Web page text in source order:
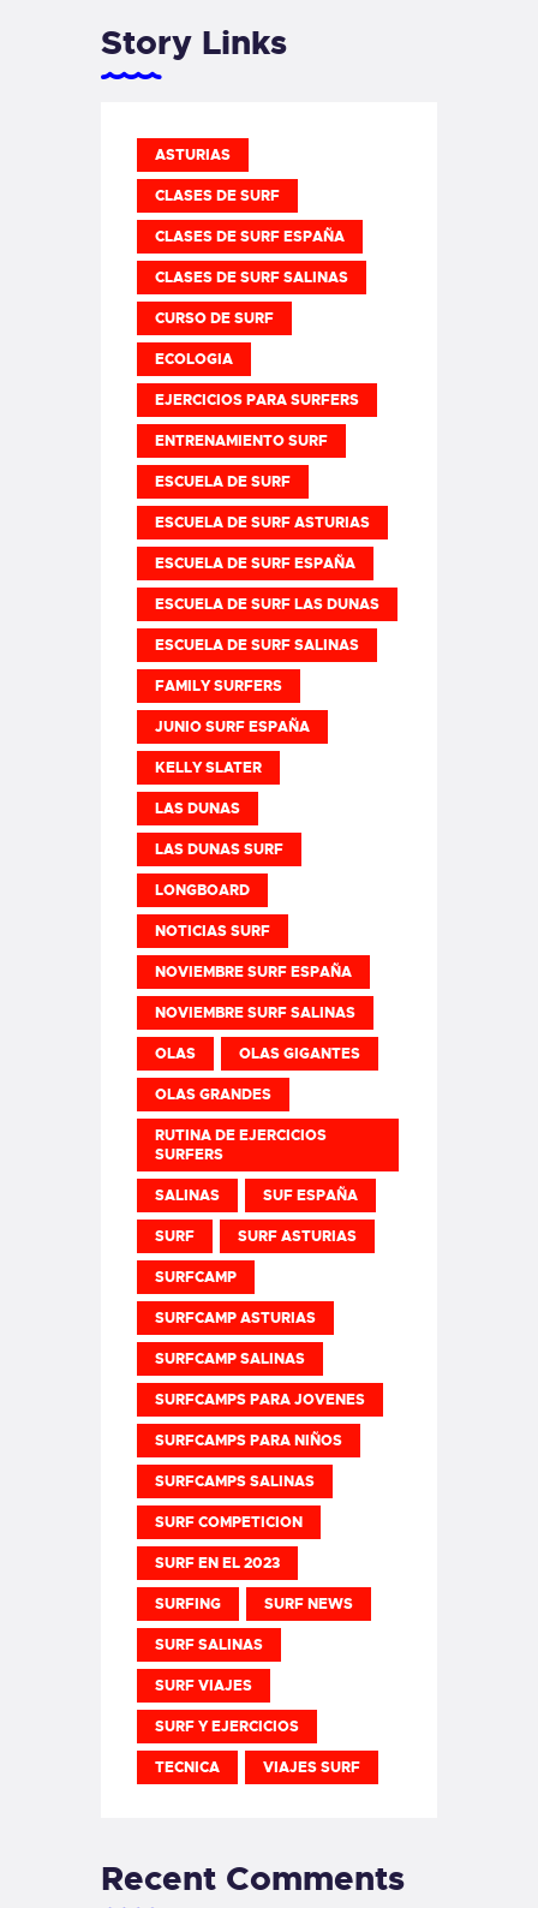
Story Links
ASTURIAS
CLASES DE SURF
CLASES DE SURF ESPAÑA
CLASES DE SURF SALINAS
CURSO DE SURF
ECOLOGIA
EJERCICIOS PARA SURFERS
ENTRENAMIENTO SURF
ESCUELA DE SURF
ESCUELA DE SURF ASTURIAS
ESCUELA DE SURF ESPAÑA
ESCUELA DE SURF LAS DUNAS
ESCUELA DE SURF SALINAS
FAMILY SURFERS
JUNIO SURF ESPAÑA
KELLY SLATER
LAS DUNAS
LAS DUNAS SURF
LONGBOARD
NOTICIAS SURF
NOVIEMBRE SURF ESPAÑA
NOVIEMBRE SURF SALINAS
OLAS OLAS GIGANTES
OLAS GRANDES
RUTINA DE EJERCICIOS
SURFERS
SALINAS SUF ESPAÑA
SURF SURF ASTURIAS
SURFCAMP
SURFCAMP ASTURIAS
SURFCAMP SALINAS
SURFCAMPS PARA JOVENES
SURFCAMPS PARA NIÑOS
SURFCAMPS SALINAS
SURF COMPETICION
SURF EN EL 2023
SURFING SURF NEWS
SURF SALINAS
SURF VIAJES
SURF Y EJERCICIOS
TECNICA VIAJES SURF
Recent Comments